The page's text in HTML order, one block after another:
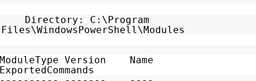
Directory: C:\Program
Files\WindowsPowerShell\Modules
ModuleType